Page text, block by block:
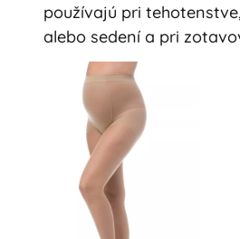
používajú pri
alebo sedení a pri